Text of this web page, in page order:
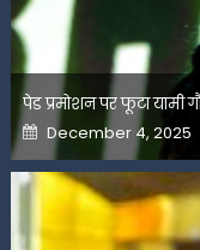
पेड प्रमोशन पर फूटा यामी
Posted
on
December 4, 2025